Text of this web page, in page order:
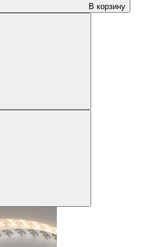
В корзину